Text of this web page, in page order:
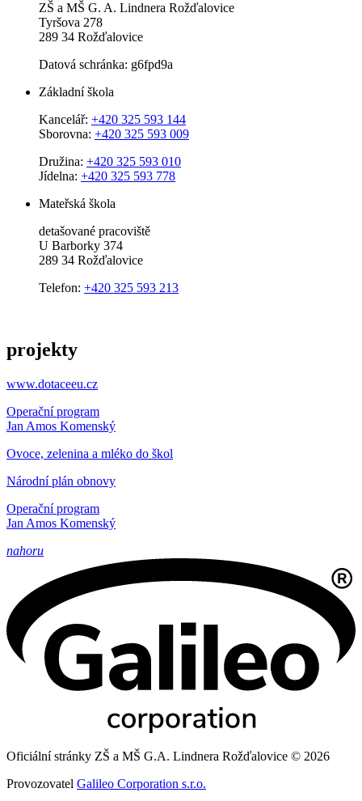
ZŠ a MŠ G. A. Lindnera Rožďalovice
Tyršova 278
289 34 Rožďalovice
Datová schránka: g6fpd9a
Základní škola
Kancelář: +420 325 593 144
Sborovna: +420 325 593 009
Družina: +420 325 593 010
Jídelna: +420 325 593 778
Mateřská škola
detašované pracoviště
U Barborky 374
289 34 Rožďalovice
Telefon: +420 325 593 213
projekty
www.dotaceeu.cz
Operační program
Jan Amos Komenský
Ovoce, zelenina a mléko do škol
Národní plán obnovy
Operační program
Jan Amos Komenský
nahoru
Oficiální stránky ZŠ a MŠ G.A. Lindnera Rožďalovice © 2026
Provozovatel Galileo Corporation s.r.o.